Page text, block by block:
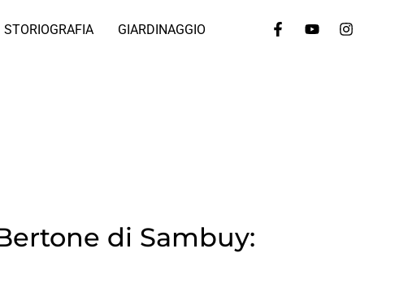
STORIOGRAFIA
GIARDINAGGIO
di Sambuy: